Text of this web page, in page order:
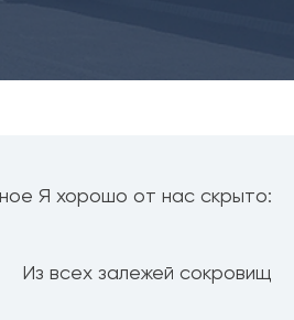
Я хорошо от нас скрыто:
Из всех залежей сокровищ